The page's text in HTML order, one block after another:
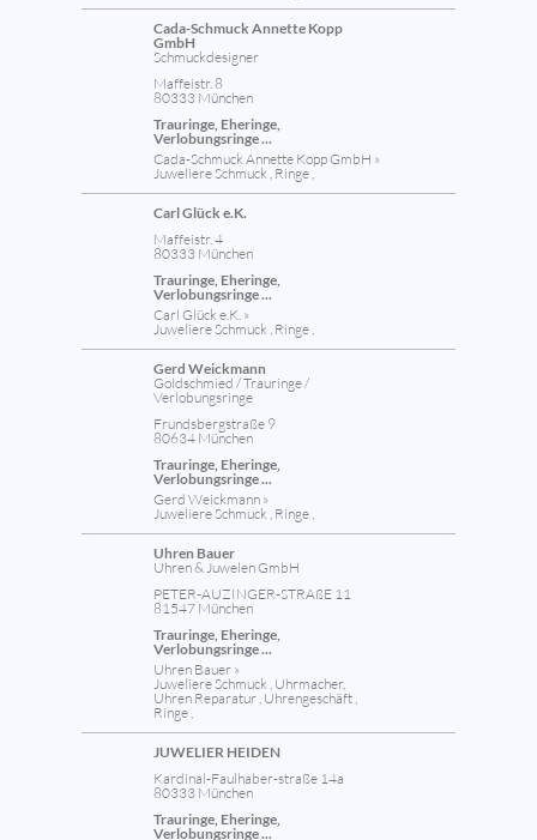
Cada-Schmuck Annette Kopp
GmbH
Schmuckdesigner
Maffeistr. 8
80333 München
Trauringe, Eheringe,
Verlobungsringe ...
Cada-Schmuck Annette Kopp GmbH »
Juweliere Schmuck , Ringe ,
Carl Glück e.K.
Maffeistr. 4
80333 München
Trauringe, Eheringe,
Verlobungsringe ...
Carl Glück e.K. »
Juweliere Schmuck , Ringe ,
Gerd Weickmann
Goldschmied / Trauringe /
Verlobungsringe
Frundsbergstraße 9
80634 München
Trauringe, Eheringe,
Verlobungsringe ...
Gerd Weickmann »
Juweliere Schmuck , Ringe ,
Uhren Bauer
Uhren & Juwelen GmbH
PETER-AUZINGER-STRAßE 11
81547 München
Trauringe, Eheringe,
Verlobungsringe ...
Uhren Bauer »
Juweliere Schmuck , Uhrmacher,
Uhren Reparatur , Uhrengeschäft ,
Ringe ,
JUWELIER HEIDEN
Kardinal-Faulhaber-straße 14a
80333 München
Trauringe, Eheringe,
Verlobungsringe ...